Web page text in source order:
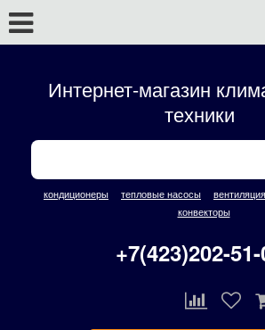
Интернет-магазин
техники
кондиционеры тепловые насосы вентиляция
конвекторы
+7(423)202-